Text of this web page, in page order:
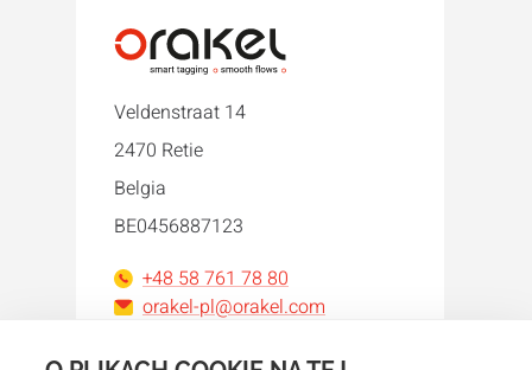
Veldenstraat 14
2470 Retie
Belgia
BE0456887123
+48 58 761 78 80
orakel-pl@orakel.com